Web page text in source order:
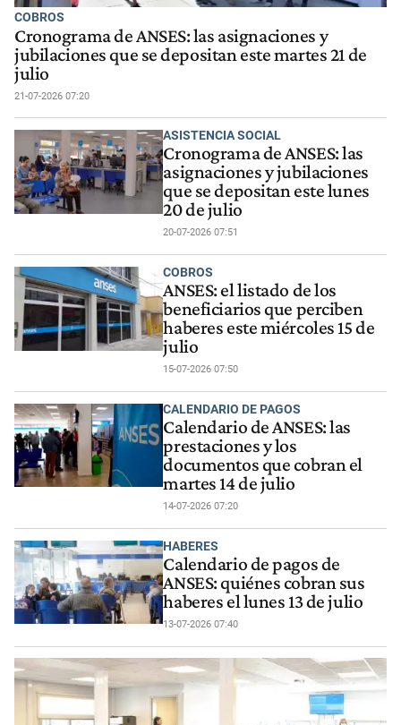
COBROS
Cronograma de ANSES: las asignaciones y
jubilaciones que se depositan este martes 21 de
julio
21-07-2026 07:20
ASISTENCIA SOCIAL
Cronograma de ANSES: las
asignaciones y jubilaciones
que se depositan este lunes
20 de julio
20-07-2026 07:51
COBROS
ANSES: el listado de los
beneficiarios que perciben
haberes este miércoles 15 de
julio
15-07-2026 07:50
CALENDARIO DE PAGOS
Calendario de ANSES: las
prestaciones y los
documentos que cobran el
martes 14 de julio
14-07-2026 07:20
HABERES
Calendario de pagos de
ANSES: quiénes cobran sus
haberes el lunes 13 de julio
13-07-2026 07:40